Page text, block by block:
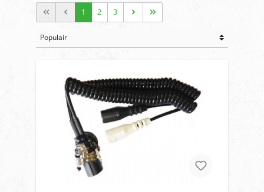
1 2 3